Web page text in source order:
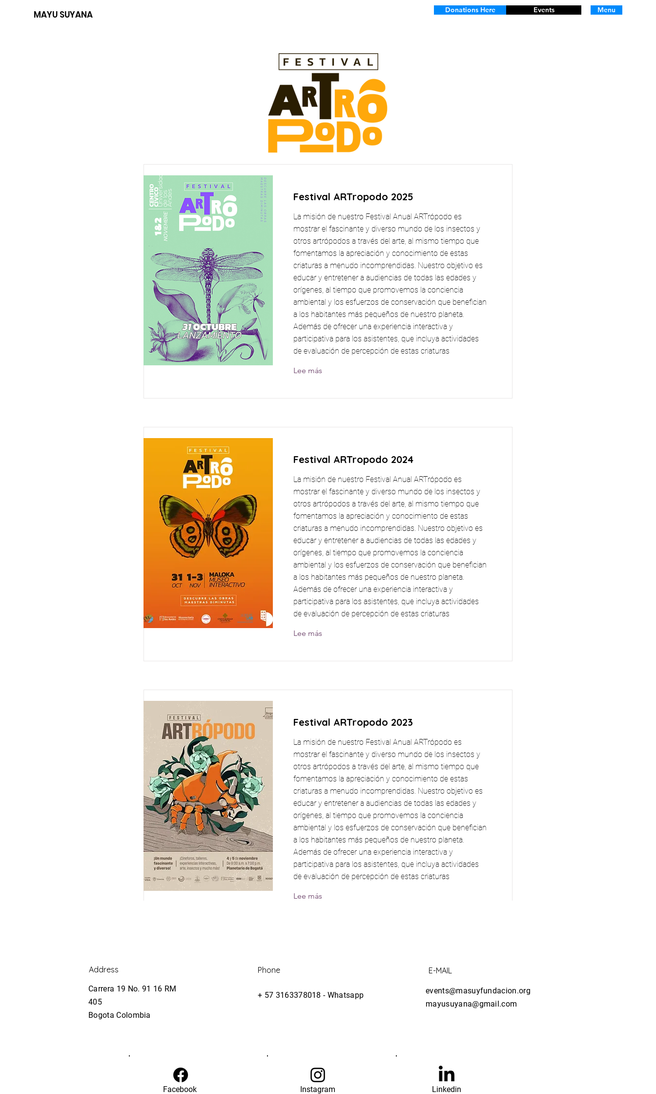
MAYU SUYANA Menu
Donations Here Events
Festival ARTropodo 2025
La misión de nuestro Festival Anual ARTrópodo es
mostrar el fascinante y diverso mundo de los insectos y
otros artrópodos a través del arte, al mismo tiempo que
fomentamos la apreciación y conocimiento de estas
criaturas a menudo incomprendidas. Nuestro objetivo es
educar y entretener a audiencias de todas las edades y
orígenes, al tiempo que promovemos la conciencia
ambiental y los esfuerzos de conservación que benefician
a los habitantes más pequeños de nuestro planeta.
Además de ofrecer una experiencia interactiva y
participativa para los asistentes, que incluya actividades
de evaluación de percepción de estas criaturas
Lee más
Festival ARTropodo 2024
La misión de nuestro Festival Anual ARTrópodo es
mostrar el fascinante y diverso mundo de los insectos y
otros artrópodos a través del arte, al mismo tiempo que
fomentamos la apreciación y conocimiento de estas
criaturas a menudo incomprendidas. Nuestro objetivo es
educar y entretener a audiencias de todas las edades y
orígenes, al tiempo que promovemos la conciencia
ambiental y los esfuerzos de conservación que benefician
a los habitantes más pequeños de nuestro planeta.
Además de ofrecer una experiencia interactiva y
participativa para los asistentes, que incluya actividades
de evaluación de percepción de estas criaturas
Lee más
Festival ARTropodo 2023
La misión de nuestro Festival Anual ARTrópodo es
mostrar el fascinante y diverso mundo de los insectos y
otros artrópodos a través del arte, al mismo tiempo que
fomentamos la apreciación y conocimiento de estas
criaturas a menudo incomprendidas. Nuestro objetivo es
educar y entretener a audiencias de todas las edades y
orígenes, al tiempo que promovemos la conciencia
ambiental y los esfuerzos de conservación que benefician
a los habitantes más pequeños de nuestro planeta.
Además de ofrecer una experiencia interactiva y
participativa para los asistentes, que incluya actividades
de evaluación de percepción de estas criaturas
Lee más
Address
Carrera 19 No. 91 16 RM
405
Bogota Colombia
Phone
+ 57 3163378018 - Whatsapp
E-MAIL
events@masuyfundacion.org
mayusuyana@gmail.com
Facebook Instagram Linkedin